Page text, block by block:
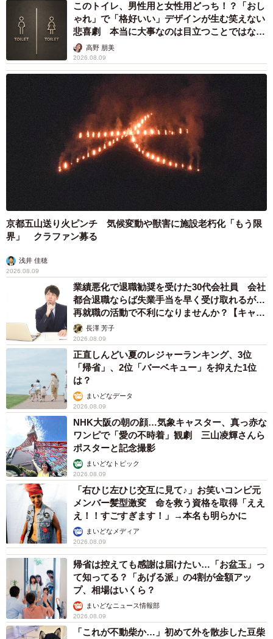
このトイレ、男性用と女性用どっち！？「おし
ゃれ」で「格好いい」デザインが生む笑えない
悲喜劇 本当に大事なのは目立つことではな
く…高野 朋美
2026.08.09
京都五山送り火ピンチ 気候変動や獣害に施設老朽化「もう限
界」 クラファン募る
浅井 佳穂
2026.08.09
業績悪化で退職勧奨を受けた30代会社員 会社
都合退職ならば失業手当を早く受け取れるが…
再就職の活動で不利になりませんか？【キャリ
アカウンセラーが解説】
長澤 芳子
2026.08.09
正直しんどい夏のレジャーランキング、3位
「帰省」、2位「バーベキュー」を抑えた1位
は？
まいどなデータ
2026.08.09
NHK大阪の朝の顔…気象キャスター、真っ赤な
ワンピで「愛の不時着」観劇 三山凌輝さんら
ポスターと記念撮影
まいどなトピック
2026.08.09
「右ひじ左ひじ交互に見て♪」お笑いコンビ元
メンバー髪型激変 命を救う資格を取得「ええ
え！！すごすぎます！」→本名も明らかに
まいどなメディア
2026.08.09
帰省は控えても感謝は届けたい…「お盆玉」っ
て知ってる？「あげる派」の4割が金額アッ
プ、相場はいくら？
まいどなニュース情報部
2026.08.09
「これが不動柴か…」初めて外を散歩した豆柴